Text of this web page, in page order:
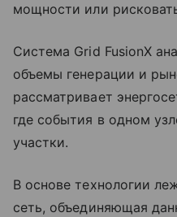
мощности или
Система Grid FusionX
объемы генерации и
рассматривает
где события в одном
участки.
В основе технологии
сеть, объединяющая